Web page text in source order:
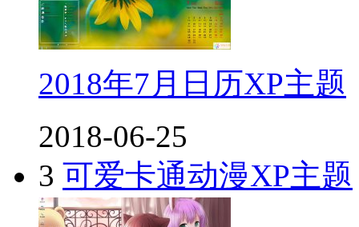
2018年7月日历XP主题
2018-06-25
3 可爱卡通动漫XP主题